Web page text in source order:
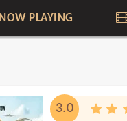
NOW PLAYING
3.0